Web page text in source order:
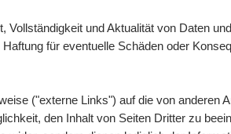
und Aktualität von Daten
für eventuelle Schäden oder
("externe Links") auf die von anderen
den Inhalt von Seiten Dritter zu